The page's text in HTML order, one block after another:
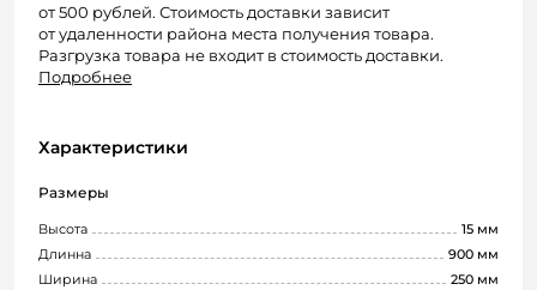
от 500 рублей. Стоимость доставки зависит
от удаленности района места получения товара.
Разгрузка товара не входит в стоимость доставки.
Подробнее
Характеристики
Размеры
Высота
15 мм
Длинна
900 мм
Ширина
250 мм